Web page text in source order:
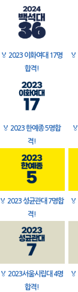
🏅 2023 이화여대 17명
합격!
🏅
🏅 2023 한예종 5명합
격!
🏅
🏅 2023 성균관대 7명합
격!
🏅
🏅 2023서울시립대 4명
합격!
🏅